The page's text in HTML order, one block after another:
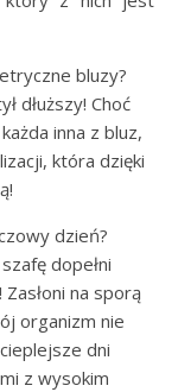
bluzy?
dłuższy! Choć
inna z bluz,
która dzięki
dzień?
dopełni
! Zasłoni na sporą
organizm nie
dni
z wysokim